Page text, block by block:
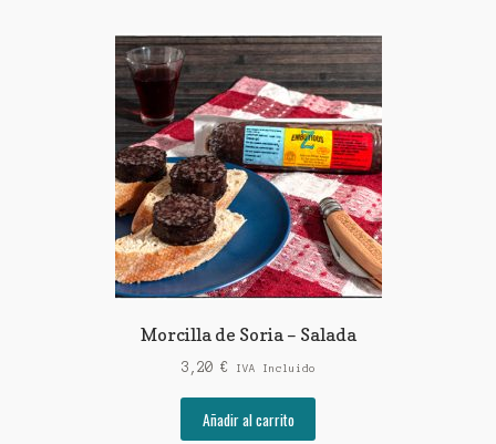
Morcilla de Soria – Salada
3,20 € IVA Incluido
Añadir al carrito